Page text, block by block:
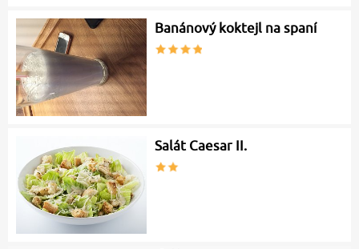
Banánový koktejl na spaní
Salát Caesar II.